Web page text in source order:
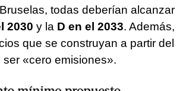
todas deberían alcanzar
2030 y la D en el 2033. Además,
que se construyan a partir del
«cero emisiones».